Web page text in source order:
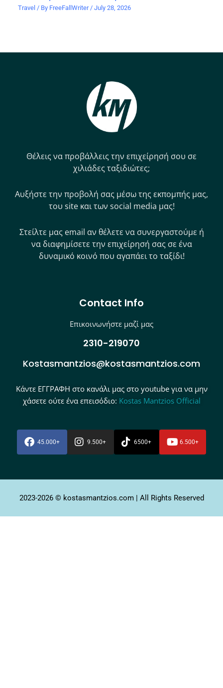
Travel / By FreeFallWriter /July 28, 2026
Θέλεις να προβάλλεις την επιχείρησή σου σε
χιλιάδες ταξιδιώτες;
Αυξήστε την προβολή σας μέσω της εκπομπής μας,
του site και των social media μας!
Στείλτε μας email αν θέλετε να συνεργαστούμε ή
να διαφημίσετε την επιχείρησή σας σε ένα
δυναμικό κοινό που αγαπάει το ταξίδι!
Contact Info
Επικοινωνήστε μαζί μας
2310-219070
Kostasmantzios@kostasmantzios.com
Κάντε ΕΓΓΡΑΦΗ στο κανάλι μας στο youtube για να μην
χάσετε ούτε ένα επεισόδιο: Kostas Mantzios Official
45.000+ 9.500+ 6500+ 6.500+
2023-2026 © kostasmantzios.com | All Rights Reserved